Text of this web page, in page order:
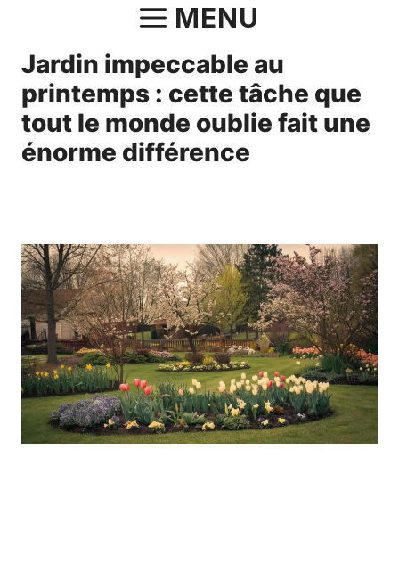
contenu
MENU
Jardin impeccable au
printemps : cette tâche que
tout le monde oublie fait une
énorme différence